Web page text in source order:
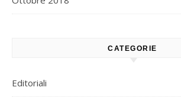
CATEGORIE
Editoriali